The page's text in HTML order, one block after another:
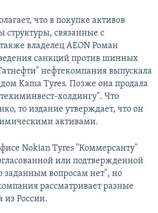
что в покупке активов
структуры, связанные с
владелец AEON Роман
санкций против шинных
нефтекомпания выпускала
Kama Tyres. Позже она продала
холдингу". Что
то издание утверждает, что он
активами.
Nokian Tyres "Коммерсанту"
или подтвержденной
вопросам нет", но
рассматривает разные
из России.